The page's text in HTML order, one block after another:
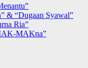
& “Dugaan Syawal”
Ria”
MAKna”